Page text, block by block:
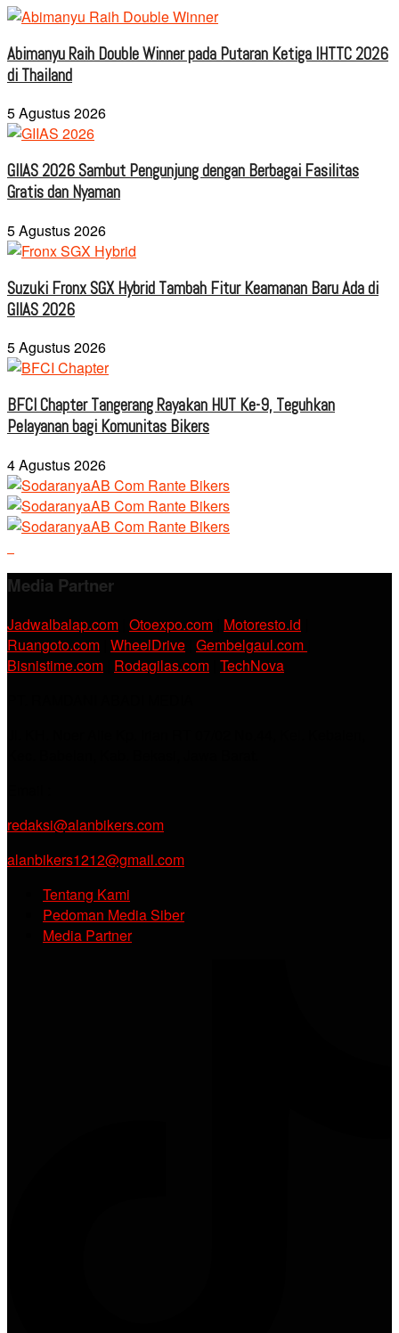
Abimanyu Raih Double Winner pada Putaran Ketiga IHTTC 2026
di Thailand
5 Agustus 2026
GIIAS 2026 Sambut Pengunjung dengan Berbagai Fasilitas
Gratis dan Nyaman
5 Agustus 2026
Suzuki Fronx SGX Hybrid Tambah Fitur Keamanan Baru Ada di
GIIAS 2026
5 Agustus 2026
BFCI Chapter Tangerang Rayakan HUT Ke-9, Teguhkan
Pelayanan bagi Komunitas Bikers
4 Agustus 2026
Media Partner
Jadwalbalap.com Otoexpo.com Motoresto.id
Ruangoto.com WheelDrive Gembelgaul.com
Bisnistime.com Rodagilas.com TechNova
redaksi@alanbikers.com
alanbikers1212@gmail.com
Tentang Kami
Pedoman Media Siber
Media Partner